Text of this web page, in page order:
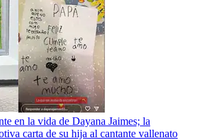
en la vida de Dayana Jaimes; la
carta de su hija al cantante vallenato